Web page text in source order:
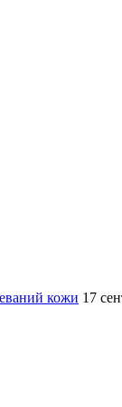
кожи 17